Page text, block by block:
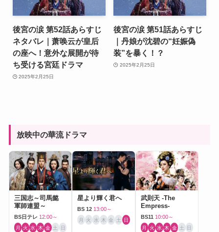
後宮の涙 第52話あらすじ
ネタバレ｜萧唤云が皇后
の座へ！意外な展開が待
ち受ける宮廷ドラマ
2025年2月25日
後宮の涙 第51話あらすじ
｜丹娘が沈碧の“妊娠偽
装”を暴く！？
2025年2月25日
放映中の華流ドラマ
三国志～司馬懿
軍師連盟～
BS日テレ 12:00～
月 火 水 木 金 土 日
星より輝く君へ
BS 12 13:00～
月 火 水 木 金 土 日
武則天 -The
Empress-
BS11 10:00～
月 火 水 木 金 土 日